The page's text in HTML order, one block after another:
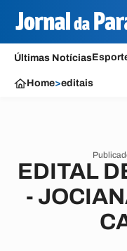
Últimas Notícias
Home>editais
EDITAL
-